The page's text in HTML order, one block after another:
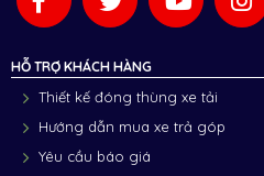
HỖ TRỢ KHÁCH HÀNG
Thiết kế đóng thùng xe tải
Hướng dẫn mua xe trả góp
Yêu cầu báo giá